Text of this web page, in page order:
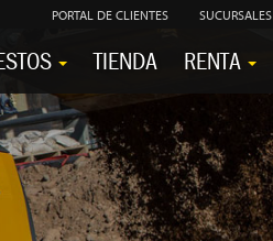
PORTAL DE CLIENTES SUCURSALES
TIENDA RENTA